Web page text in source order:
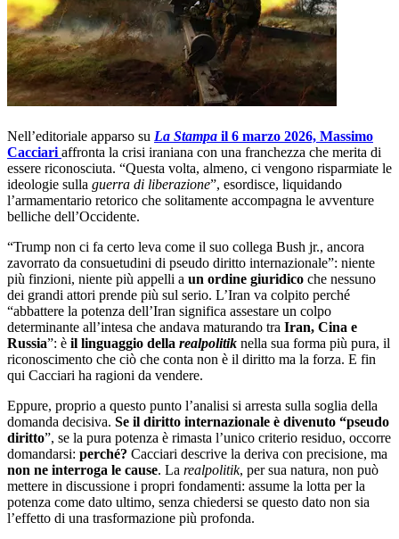
Nell’editoriale apparso su La Stampa il 6 marzo 2026, Massimo
Cacciari affronta la crisi iraniana con una franchezza che merita di
essere riconosciuta. “Questa volta, almeno, ci vengono risparmiate le
ideologie sulla guerra di liberazione”, esordisce, liquidando
l’armamentario retorico che solitamente accompagna le avventure
belliche dell’Occidente.
“Trump non ci fa certo leva come il suo collega Bush jr., ancora
zavorrato da consuetudini di pseudo diritto internazionale”: niente
più finzioni, niente più appelli a un ordine giuridico che nessuno
dei grandi attori prende più sul serio. L’Iran va colpito perché
“abbattere la potenza dell’Iran significa assestare un colpo
determinante all’intesa che andava maturando tra Iran, Cina e
Russia”: è il linguaggio della realpolitik nella sua forma più pura, il
riconoscimento che ciò che conta non è il diritto ma la forza. E fin
qui Cacciari ha ragioni da vendere.
Eppure, proprio a questo punto l’analisi si arresta sulla soglia della
domanda decisiva. Se il diritto internazionale è divenuto “pseudo
diritto”, se la pura potenza è rimasta l’unico criterio residuo, occorre
domandarsi: perché? Cacciari descrive la deriva con precisione, ma
non ne interroga le cause. La realpolitik, per sua natura, non può
mettere in discussione i propri fondamenti: assume la lotta per la
potenza come dato ultimo, senza chiedersi se questo dato non sia
l’effetto di una trasformazione più profonda.